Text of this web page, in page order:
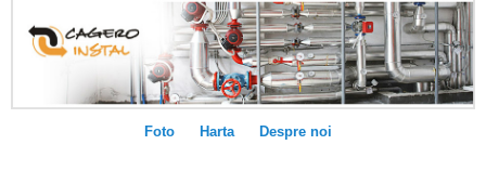
Foto Harta Despre noi